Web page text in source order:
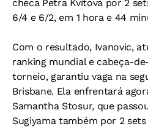
checa Petra Kvitova por 2
6/4 e 6/2, em 1 hora e 44
Com o resultado, Ivanovic,
ranking mundial e cabeça-
torneio, garantiu vaga na
Brisbane. Ela enfrentará
Samantha Stosur, que
Sugiyama também por 2